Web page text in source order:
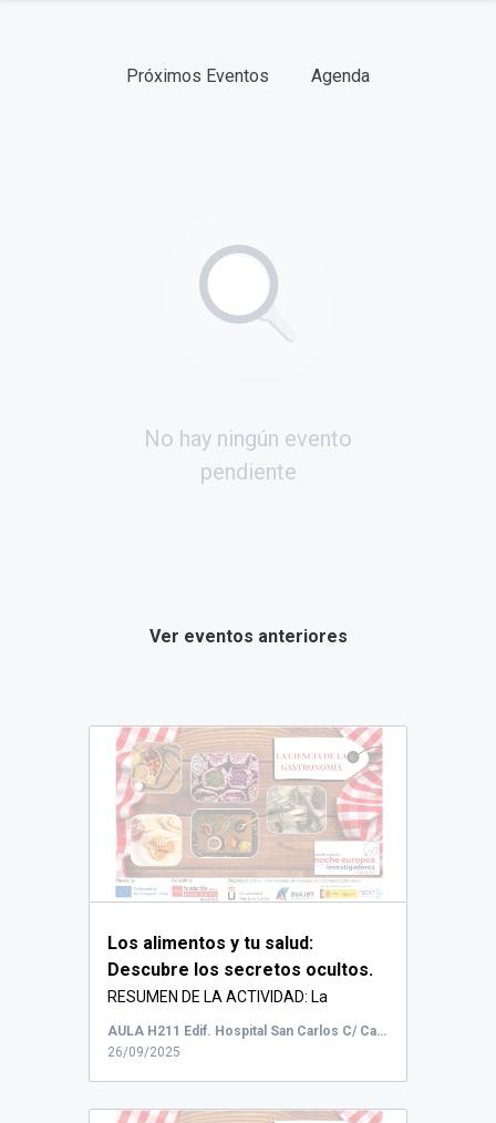
Próximos Eventos Agenda
No hay ningún evento
pendiente
Ver eventos anteriores
Los alimentos y tu salud:
Descubre los secretos ocultos.
RESUMEN DE LA ACTIVIDAD: La
actividad tendrá u...
AULA H211 Edif. Hospital San Carlos C/ Capitán Angosto Gómez Castrillón, 91
26/09/2025